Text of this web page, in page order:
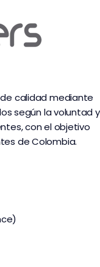
calidad mediante
según la voluntad y
con el objetivo
de Colombia.